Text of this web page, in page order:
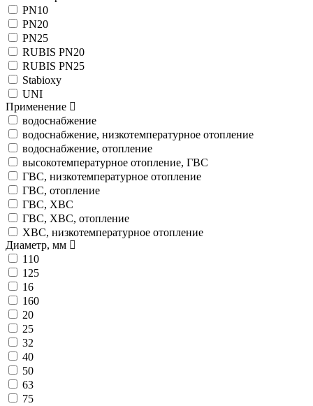
PN10
PN20
PN25
RUBIS PN20
RUBIS PN25
Stabioxy
UNI
Применение
водоснабжение
водоснабжение, низкотемпературное отопление
водоснабжение, отопление
высокотемпературное отопление, ГВС
ГВС, низкотемпературное отопление
ГВС, отопление
ГВС, ХВС
ГВС, ХВС, отопление
ХВС, низкотемпературное отопление
Диаметр, мм
110
125
16
160
20
25
32
40
50
63
75